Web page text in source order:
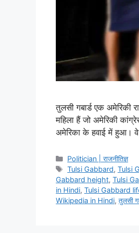
तुलसी गबार्ड एक अमेरिकी
महिला हैं जो अमेरिकी
अमेरिका के हवाई में हुआ। वे
Categories
Politician | राजनीतिज्ञ
Tags
Tulsi Gabbard,Tulsi
Gabbard height, Tulsi
in Hindi, Tulsi Gabbard
Wikipedia in Hindi, तुलसी